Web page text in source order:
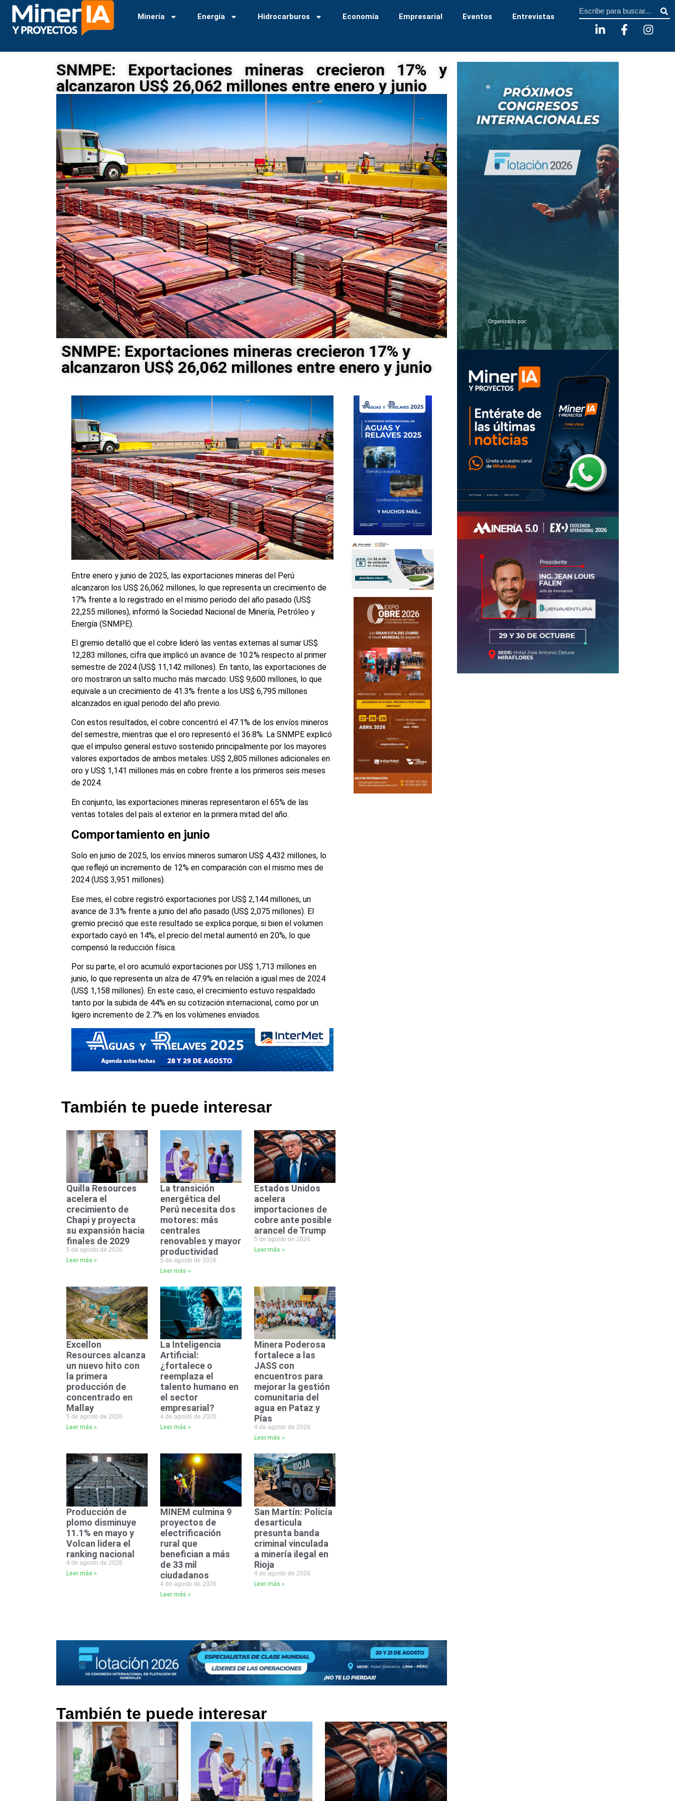
Minería Energía Hidrocarburos Economía Empresarial Eventos Entrevistas
SNMPE: Exportaciones mineras crecieron 17% y
alcanzaron US$ 26,062 millones entre enero y junio
SNMPE: Exportaciones mineras crecieron 17% y
alcanzaron US$ 26,062 millones entre enero y junio
Entre enero y junio de 2025, las exportaciones mineras del Perú
alcanzaron los US$ 26,062 millones, lo que representa un crecimiento de
17% frente a lo registrado en el mismo periodo del año pasado (US$
22,255 millones), informó la Sociedad Nacional de Minería, Petróleo y
Energía (SNMPE).
El gremio detalló que el cobre lideró las ventas externas al sumar US$
12,283 millones, cifra que implicó un avance de 10.2% respecto al primer
semestre de 2024 (US$ 11,142 millones). En tanto, las exportaciones de
oro mostraron un salto mucho más marcado: US$ 9,600 millones, lo que
equivale a un crecimiento de 41.3% frente a los US$ 6,795 millones
alcanzados en igual periodo del año previo.
Con estos resultados, el cobre concentró el 47.1% de los envíos mineros
del semestre, mientras que el oro representó el 36.8%. La SNMPE explicó
que el impulso general estuvo sostenido principalmente por los mayores
valores exportados de ambos metales: US$ 2,805 millones adicionales en
oro y US$ 1,141 millones más en cobre frente a los primeros seis meses
de 2024.
En conjunto, las exportaciones mineras representaron el 65% de las
ventas totales del país al exterior en la primera mitad del año.
Comportamiento en junio
Solo en junio de 2025, los envíos mineros sumaron US$ 4,432 millones, lo
que reflejó un incremento de 12% en comparación con el mismo mes de
2024 (US$ 3,951 millones).
Ese mes, el cobre registró exportaciones por US$ 2,144 millones, un
avance de 3.3% frente a junio del año pasado (US$ 2,075 millones). El
gremio precisó que este resultado se explica porque, si bien el volumen
exportado cayó en 14%, el precio del metal aumentó en 20%, lo que
compensó la reducción física.
Por su parte, el oro acumuló exportaciones por US$ 1,713 millones en
junio, lo que representa un alza de 47.9% en relación a igual mes de 2024
(US$ 1,158 millones). En este caso, el crecimiento estuvo respaldado
tanto por la subida de 44% en su cotización internacional, como por un
ligero incremento de 2.7% en los volúmenes enviados.
También te puede interesar
Quilla Resources
acelera el
crecimiento de
Chapi y proyecta
su expansión hacia
finales de 2029
5 de agosto de 2026
Leer más »
La transición
energética del
Perú necesita dos
motores: más
centrales
renovables y mayor
productividad
5 de agosto de 2026
Leer más »
Estados Unidos
acelera
importaciones de
cobre ante posible
arancel de Trump
5 de agosto de 2026
Leer más »
Excellon
Resources alcanza
un nuevo hito con
la primera
producción de
concentrado en
Mallay
5 de agosto de 2026
Leer más »
La Inteligencia
Artificial:
¿fortalece o
reemplaza el
talento humano en
el sector
empresarial?
4 de agosto de 2026
Leer más »
Minera Poderosa
fortalece a las
JASS con
encuentros para
mejorar la gestión
comunitaria del
agua en Pataz y
Pías
4 de agosto de 2026
Leer más »
Producción de
plomo disminuye
11.1% en mayo y
Volcan lidera el
ranking nacional
4 de agosto de 2026
Leer más »
MINEM culmina 9
proyectos de
electrificación
rural que
benefician a más
de 33 mil
ciudadanos
4 de agosto de 2026
Leer más »
San Martín: Policía
desarticula
presunta banda
criminal vinculada
a minería ilegal en
Rioja
4 de agosto de 2026
Leer más »
También te puede interesar